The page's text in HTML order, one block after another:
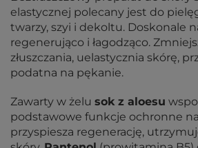
elastycznej polecany jest do
twarzy, szyi i dekoltu. Doskonale
regenerująco i łagodząco.
złuszczania, uelastycznia skórę,
podatna na pękanie.
Zawarty w żelu sok z aloesu
podstawowe funkcje ochronne
przyspiesza regenerację,